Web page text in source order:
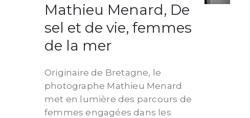
Mathieu Menard, De
sel et de vie, femmes
de la mer
Originaire de Bretagne, le
photographe Mathieu Menard
met en lumière des parcours de
femmes engagées dans les